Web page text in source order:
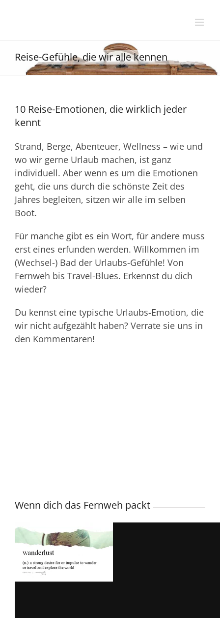
Reise-Gefühle, die wir alle kennen
10 Reise-Emotionen, die wirklich jeder
kennt
Strand, Berge, Abenteuer, Wellness – wie und
wo wir gerne Urlaub machen, ist ganz
individuell. Aber wenn es um die Emotionen
geht, die uns durch die schönste Zeit des
Jahres begleiten, sitzen wir alle im selben
Boot.
Für manche gibt es ein Wort, für andere muss
erst eines erfunden werden. Willkommen im
(Wechsel-) Bad der Urlaubs-Gefühle! Von
Fernweh bis Travel-Blues. Erkennst du dich
wieder?
Du kennst eine typische Urlaubs-Emotion, die
wir nicht aufgezählt haben? Verrate sie uns in
den Kommentaren!
Wenn dich das Fernweh packt